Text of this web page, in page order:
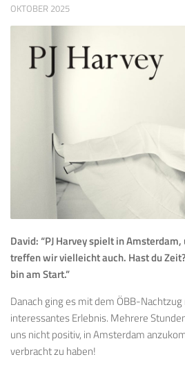
OKTOBER 2025
David: “PJ Harvey spielt in Amsterdam,
treffen wir vielleicht auch. Hast du
bin am Start.”
Danach ging es mit dem ÖBB-
interessantes Erlebnis. Mehrere
uns nicht positiv, in Amsterdam
verbracht zu haben!